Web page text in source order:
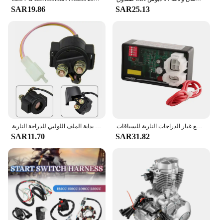
SAR19.86 SAR25.13
تتابع بداية الملف اللولبي للدراجة النارية ، GY6 ، 50cc ، 70cc ، 90cc ، 110cc ، 125cc ، 150cc ، 200cc ، 250cc ، ATV ، Go Kart ، سكوتر ، دراجة نارية ، 12 فولت
SAR11.70
قطع غيار الدراجات النارية للسباقات CDI بالتيار المستمر ، نظام اشتعال 6 دبوس ، دراجة نارية مركبة رباعية الدراجة التي تجرها الدواب دراجة ، GY6 50cc 125cc 150cc 200cc 250cc
SAR31.82